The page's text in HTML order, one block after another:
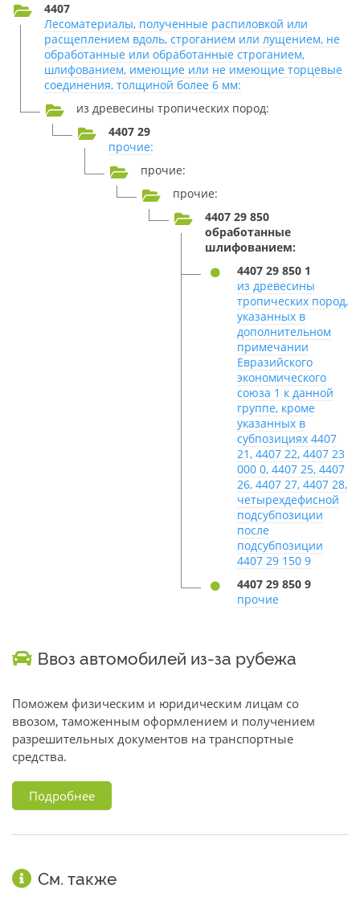
4407
Лесоматериалы, полученные распиловкой или
расщеплением вдоль, строганием или лущением, не
обработанные или обработанные строганием,
шлифованием, имеющие или не имеющие торцевые
соединения, толщиной более 6 мм:
из древесины тропических пород:
4407 29
прочие:
прочие:
прочие:
4407 29 850
обработанные
шлифованием:
4407 29 850 1
из древесины
тропических пород,
указанных в
дополнительном
примечании
Евразийского
экономического
союза 1 к данной
группе, кроме
указанных в
субпозициях 4407
21, 4407 22, 4407 23
000 0, 4407 25, 4407
26, 4407 27, 4407 28,
четырехдефисной
подсубпозиции
после
подсубпозиции
4407 29 150 9
4407 29 850 9
прочие
Ввоз автомобилей из-за рубежа
Поможем физическим и юридическим лицам со
ввозом, таможенным оформлением и получением
разрешительных документов на транспортные
средства.
Подробнее
См. также